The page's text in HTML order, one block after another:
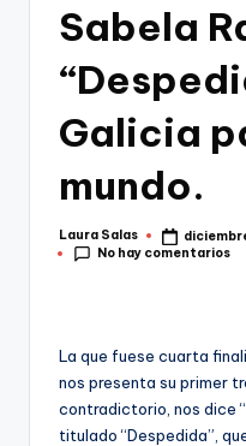
Sabela
Galicia
mundo.
Publicado
por
Laura Salas
No hay comentarios
La que fuese cuarta
nos presenta su primer
contradictorio, nos dice
titulado “Despedida”,